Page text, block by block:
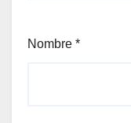
Nombre *